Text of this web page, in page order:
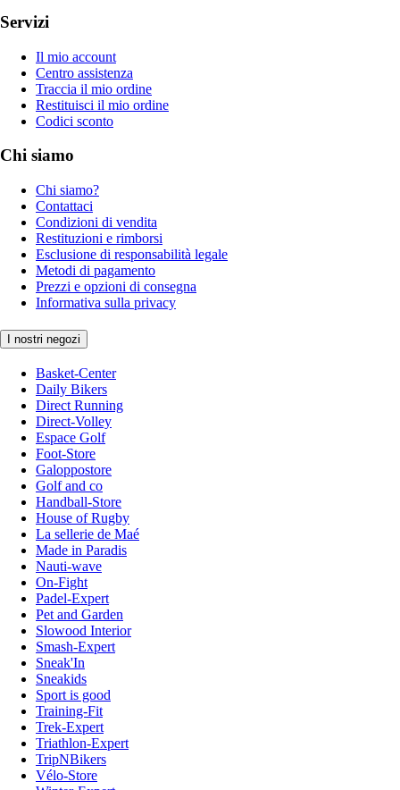
Servizi
Il mio account
Centro assistenza
Traccia il mio ordine
Restituisci il mio ordine
Codici sconto
Chi siamo
Chi siamo?
Contattaci
Condizioni di vendita
Restituzioni e rimborsi
Esclusione di responsabilità legale
Metodi di pagamento
Prezzi e opzioni di consegna
Informativa sulla privacy
I nostri negozi
Basket-Center
Daily Bikers
Direct Running
Direct-Volley
Espace Golf
Foot-Store
Galoppostore
Golf and co
Handball-Store
House of Rugby
La sellerie de Maé
Made in Paradis
Nauti-wave
On-Fight
Padel-Expert
Pet and Garden
Slowood Interior
Smash-Expert
Sneak'In
Sneakids
Sport is good
Training-Fit
Trek-Expert
Triathlon-Expert
TripNBikers
Vélo-Store